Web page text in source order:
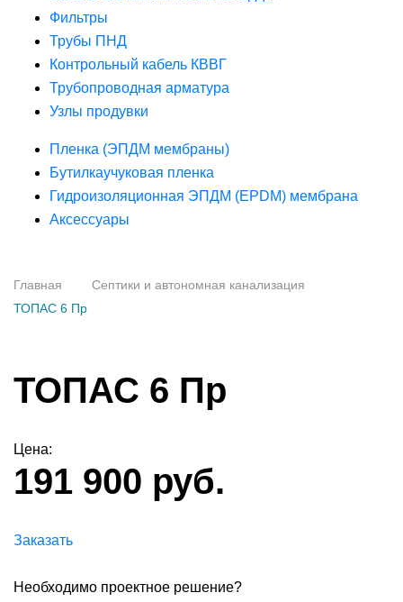
Фильтры
Трубы ПНД
Контрольный кабель КВВГ
Трубопроводная арматура
Узлы продувки
Пленка (ЭПДМ мембраны)
Бутилкаучуковая пленка
Гидроизоляционная ЭПДМ (EPDM) мембрана
Аксессуары
Главная
Септики и автономная канализация
ТОПАС 6 Пр
ТОПАС 6 Пр
Цена:
191 900 руб.
Заказать
Необходимо проектное решение?